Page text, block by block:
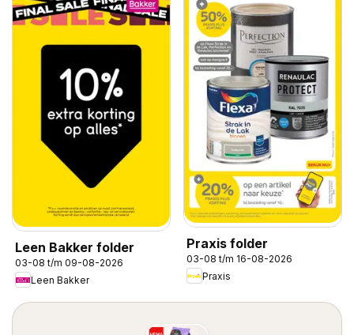
Leen Bakker folder
03-08 t/m 09-08-2026
Leen Bakker
Praxis folder
03-08 t/m 16-08-2026
Praxis